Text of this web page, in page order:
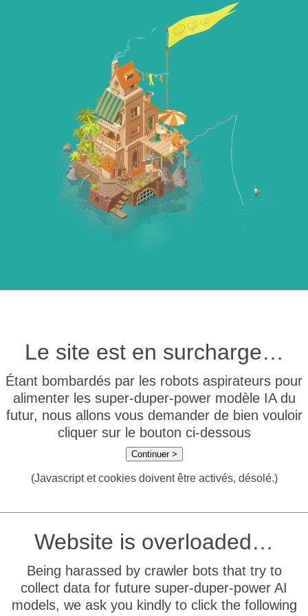
Le site est en surcharge…
Étant bombardés par les robots aspirateurs pour
alimenter les super-duper-power modèle IA du
futur, nous allons vous demander de bien vouloir
cliquer sur le bouton ci-dessous
Continuer >
(Javascript et cookies doivent être activés, désolé.)
Website is overloaded…
Being harassed by crawler bots that try to
collect data for future super-duper-power AI
models, we ask you kindly to click the following